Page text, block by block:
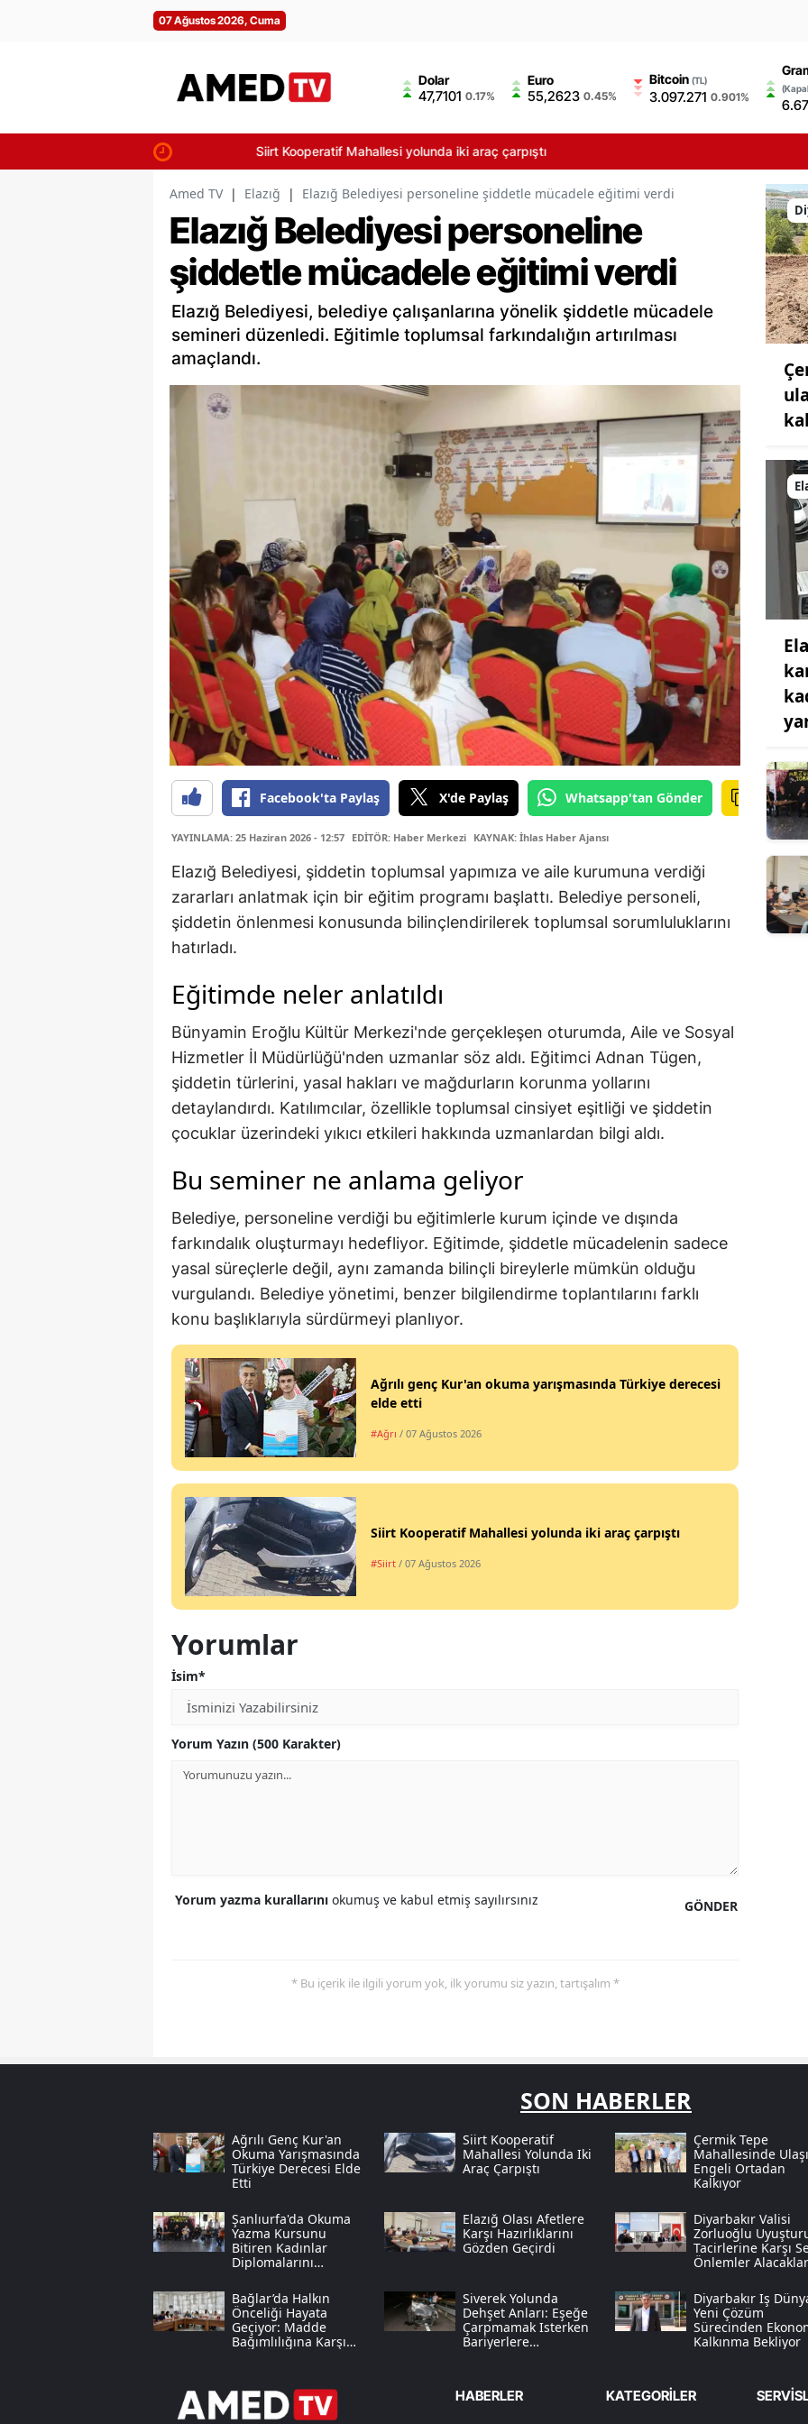
07 Ağustos 2026, Cuma
Dolar
47,7101 0.17%
Euro
55,2623 0.45%
Bitcoin (TL)
3.097.271 0.901%
Siirt Kooperatif Mahallesi yolunda iki araç çarpıştı
Amed TV | Elazığ | Elazığ Belediyesi personeline şiddetle mücadele eğitimi verdi
Elazığ Belediyesi personeline
şiddetle mücadele eğitimi verdi
Elazığ Belediyesi, belediye çalışanlarına yönelik şiddetle mücadele
semineri düzenledi. Eğitimle toplumsal farkındalığın artırılması
amaçlandı.
Facebook'ta Paylaş X'de Paylaş Whatsapp'tan Gönder
YAYINLAMA: 25 Haziran 2026 - 12:57 EDİTÖR: Haber Merkezi KAYNAK: İhlas Haber Ajansı
Elazığ Belediyesi, şiddetin toplumsal yapımıza ve aile kurumuna verdiği
zararları anlatmak için bir eğitim programı başlattı. Belediye personeli,
şiddetin önlenmesi konusunda bilinçlendirilerek toplumsal sorumluluklarını
hatırladı.
Eğitimde neler anlatıldı
Bünyamin Eroğlu Kültür Merkezi'nde gerçekleşen oturumda, Aile ve Sosyal
Hizmetler İl Müdürlüğü'nden uzmanlar söz aldı. Eğitimci Adnan Tügen,
şiddetin türlerini, yasal hakları ve mağdurların korunma yollarını
detaylandırdı. Katılımcılar, özellikle toplumsal cinsiyet eşitliği ve şiddetin
çocuklar üzerindeki yıkıcı etkileri hakkında uzmanlardan bilgi aldı.
Bu seminer ne anlama geliyor
Belediye, personeline verdiği bu eğitimlerle kurum içinde ve dışında
farkındalık oluşturmayı hedefliyor. Eğitimde, şiddetle mücadelenin sadece
yasal süreçlerle değil, aynı zamanda bilinçli bireylerle mümkün olduğu
vurgulandı. Belediye yönetimi, benzer bilgilendirme toplantılarını farklı
konu başlıklarıyla sürdürmeyi planlıyor.
Ağrılı genç Kur'an okuma yarışmasında Türkiye derecesi
elde etti
#Ağrı / 07 Ağustos 2026
Siirt Kooperatif Mahallesi yolunda iki araç çarpıştı
#Siirt / 07 Ağustos 2026
Yorumlar
İsim*
Yorum Yazın (500 Karakter)
GÖNDER
Yorum yazma kurallarını okumuş ve kabul etmiş sayılırsınız
* Bu içerik ile ilgili yorum yok, ilk yorumu siz yazın, tartışalım *
SON HABERLER
Ağrılı Genç Kur'an
Okuma Yarışmasında
Türkiye Derecesi Elde
Etti
Siirt Kooperatif
Mahallesi Yolunda Iki
Araç Çarpıştı
Çermik Tepe
Mahallesinde
Engeli Ortadan
Kalkıyor
Şanlıurfa'da Okuma
Yazma Kursunu
Bitiren Kadınlar
Diplomalarını
Elazığ Olası Afetlere
Karşı Hazırlıklarını
Gözden Geçirdi
Diyarbakır Valisi
Zorluoğlu
Tacirlerine Karşı
Önlemler
Bağlar’da Halkın
Önceliği Hayata
Geçiyor: Madde
Bağımlılığına Karşı
Siverek Yolunda
Dehşet Anları: Eşeğe
Çarpmamak Isterken
Bariyerlere
Diyarbakır Iş
Yeni Çözüm
Sürecinden
Kalkınma Bekliyor
HABERLER KATEGORİLER